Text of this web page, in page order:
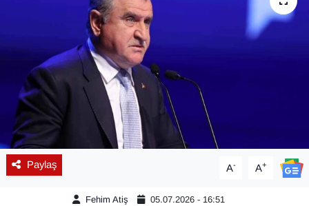
Paylaş A- A+
Fehim Atiş 05.07.2026 - 16:51
EKONOMİ
Eleman
Emlak
En çok konuşulanlar
GENEL